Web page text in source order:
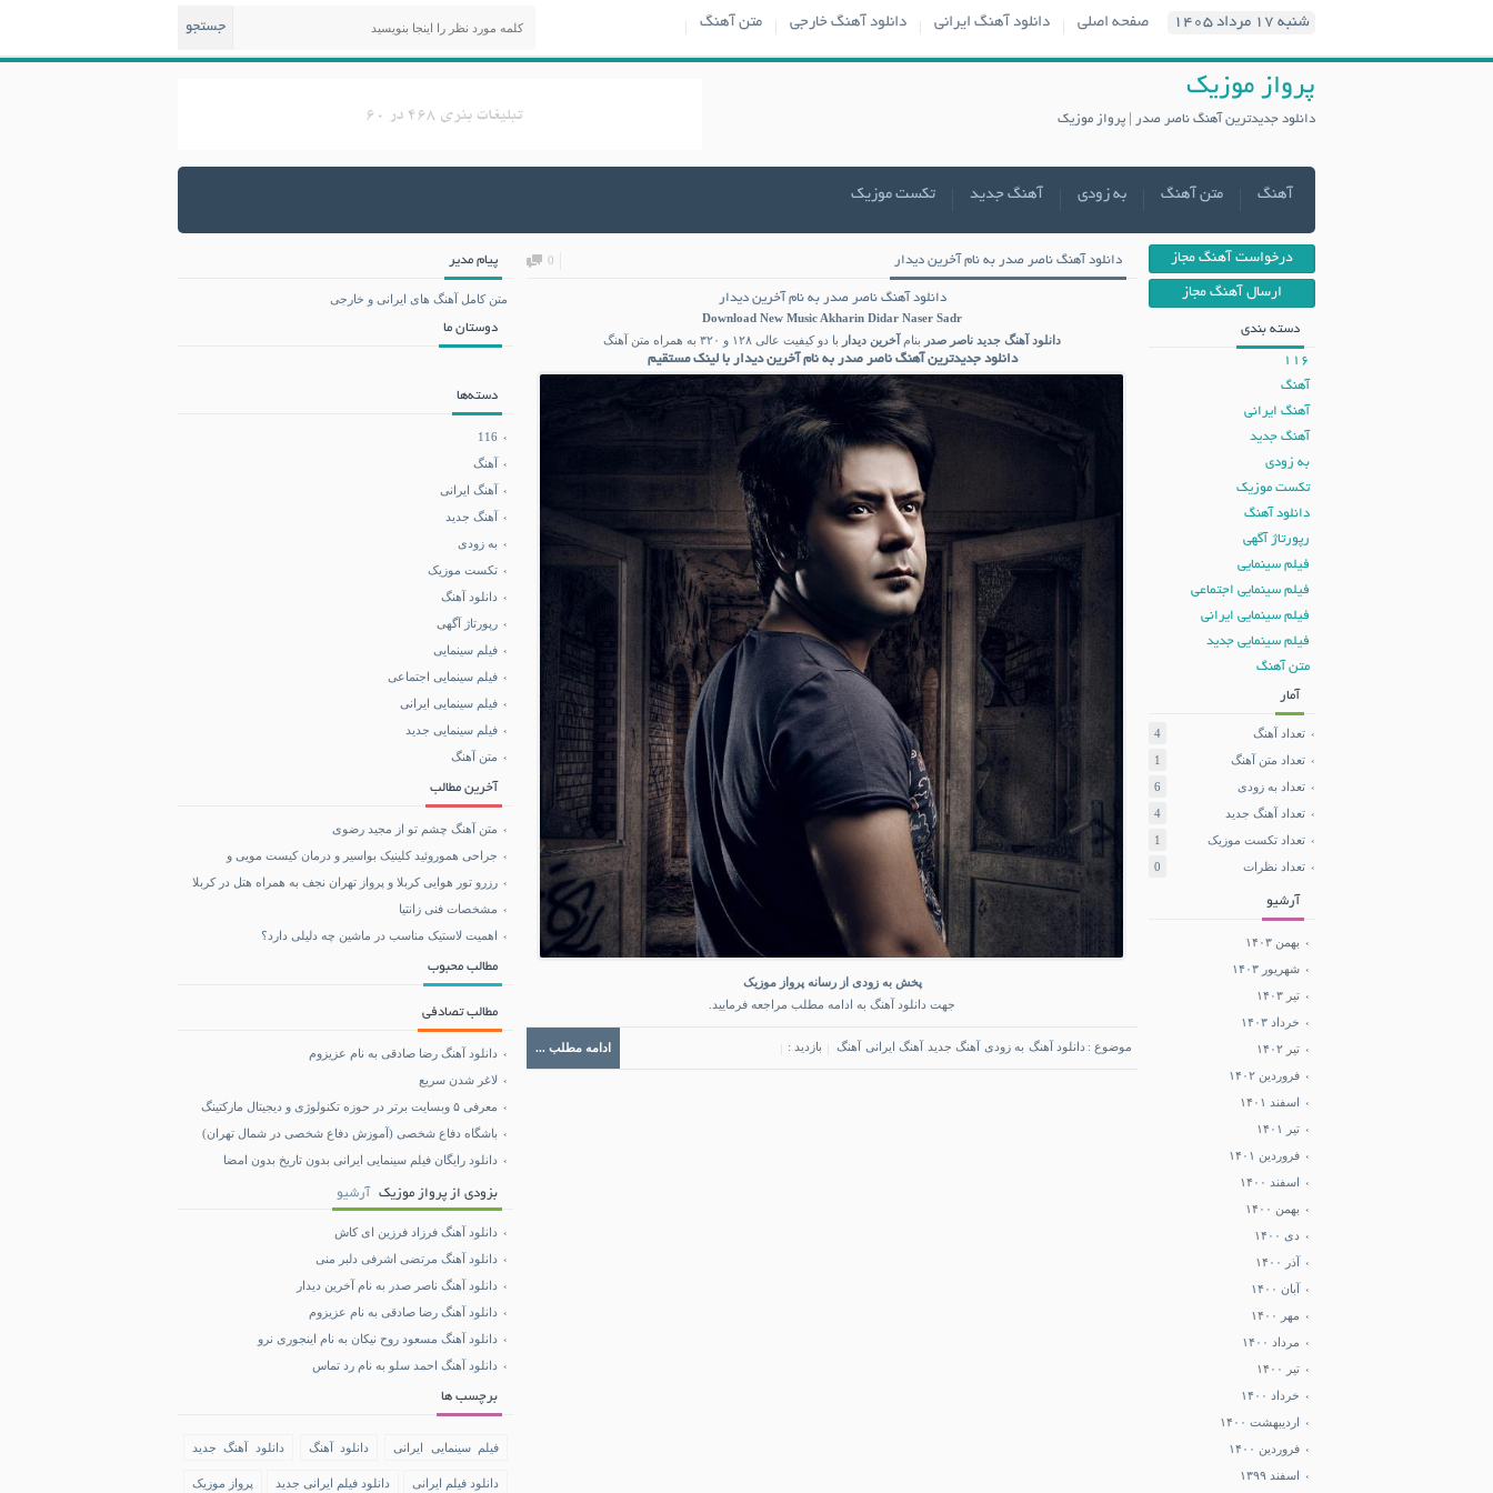
شنبه ۱۷ مرداد ۱۴۰۵ صفحه اصلی دانلود آهنگ ایرانی دانلود آهنگ خارجی متن آهنگ جستجو
پرواز موزیک
دانلود جدیدترین آهنگ ناصر صدر | پرواز موزیک
آهنگ متن آهنگ به زودی آهنگ جدید تکست موزیک
دانلود آهنگ ناصر صدر به نام آخرین دیدار 0
دانلود آهنگ ناصر صدر به نام آخرین دیدار
Download New Music Akharin Didar Naser Sadr
دانلود آهنگ جدید ناصر صدر بنام آخرین دیدار با دو کیفیت عالی ۱۲۸ و ۳۲۰ به همراه متن آهنگ
دانلود جدیدترین آهنگ ناصر صدر به نام آخرین دیدار با لینک مستقیم
پخش به زودی از رسانه پرواز موزیک
جهت دانلود آهنگ به ادامه مطلب مراجعه فرمایید.
موضوع : آهنگ آهنگ ایرانی آهنگ جدید به زودی دانلود آهنگ بازدید : ادامه مطلب ...
درخواست آهنگ مجاز
ارسال آهنگ مجاز
دسته بندی
116
آهنگ
آهنگ ایرانی
آهنگ جدید
به زودی
تکست موزیک
دانلود آهنگ
رپورتاژ آگهی
فیلم سینمایی
فیلم سینمایی اجتماعی
فیلم سینمایی ایرانی
فیلم سینمایی جدید
متن آهنگ
آمار
تعداد آهنگ
4
تعداد متن آهنگ
1
تعداد به زودی
6
تعداد آهنگ جدید
4
تعداد تکست موزیک
1
تعداد نظرات
0
آرشیو
بهمن ۱۴۰۳
شهریور ۱۴۰۳
تیر ۱۴۰۳
خرداد ۱۴۰۳
تیر ۱۴۰۲
فروردین ۱۴۰۲
اسفند ۱۴۰۱
تیر ۱۴۰۱
فروردین ۱۴۰۱
اسفند ۱۴۰۰
بهمن ۱۴۰۰
دی ۱۴۰۰
آذر ۱۴۰۰
آبان ۱۴۰۰
مهر ۱۴۰۰
مرداد ۱۴۰۰
تیر ۱۴۰۰
خرداد ۱۴۰۰
اردیبهشت ۱۴۰۰
فروردین ۱۴۰۰
اسفند ۱۳۹۹
پیام مدیر
متن کامل آهنگ های ایرانی و خارجی
دوستان ما
دسته‌ها
116
آهنگ
آهنگ ایرانی
آهنگ جدید
به زودی
تکست موزیک
دانلود آهنگ
رپورتاژ آگهی
فیلم سینمایی
فیلم سینمایی اجتماعی
فیلم سینمایی ایرانی
فیلم سینمایی جدید
متن آهنگ
آخرین مطالب
متن آهنگ چشم تو از مجید رضوی
جراحی هموروئید کلینیک بواسیر و درمان کیست مویی و
رزرو تور هوایی کربلا و پرواز تهران نجف به همراه هتل در کربلا
مشخصات فنی زانتیا
اهمیت لاستیک مناسب در ماشین چه دلیلی دارد؟
مطالب محبوب
مطالب تصادفی
دانلود آهنگ رضا صادقی به نام عزیزوم
لاغر شدن سریع
معرفی ۵ وبسایت برتر در حوزه تکنولوژی و دیجیتال مارکتینگ
باشگاه دفاع شخصی (آموزش دفاع شخصی در شمال تهران)
دانلود رایگان فیلم سینمایی ایرانی بدون تاریخ بدون امضا
بزودی از پرواز موزیک آرشیو
دانلود آهنگ فرزاد فرزین ای کاش
دانلود آهنگ مرتضی اشرفی دلبر منی
دانلود آهنگ ناصر صدر به نام آخرین دیدار
دانلود آهنگ رضا صادقی به نام عزیزوم
دانلود آهنگ مسعود روح نیکان به نام اینجوری نرو
دانلود آهنگ احمد سلو به نام رد تماس
برچسب ها
فیلم سینمایی ایرانی دانلود آهنگ دانلود آهنگ جدید
دانلود فیلم ایرانی دانلود فیلم ایرانی جدید پرواز موزیک